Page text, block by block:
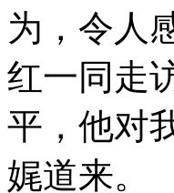
为，令人
红一同走
平，他对
娓道来。